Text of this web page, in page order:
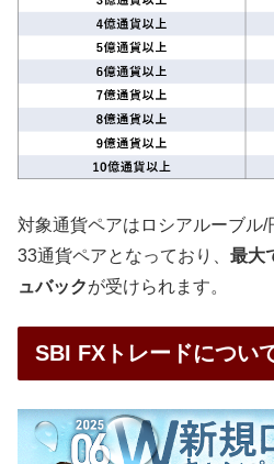
対象通貨ペアはロシアルーブル
33通貨ペアとなっており、 最大
ュバックが受けられます。
SBI FXトレードについ